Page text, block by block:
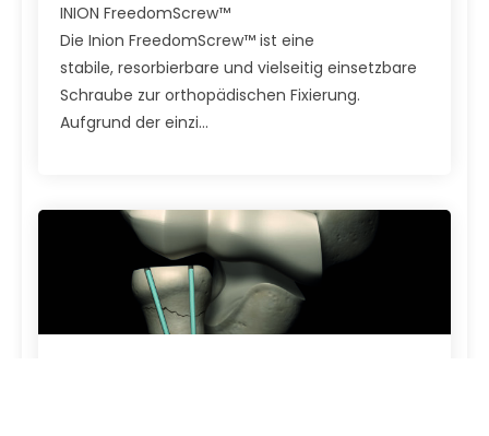
INION FreedomScrew™
Die Inion FreedomScrew™ ist eine
stabile, resorbierbare und vielseitig einsetzbare
Schraube zur orthopädischen Fixierung.
Aufgrund der einzi...